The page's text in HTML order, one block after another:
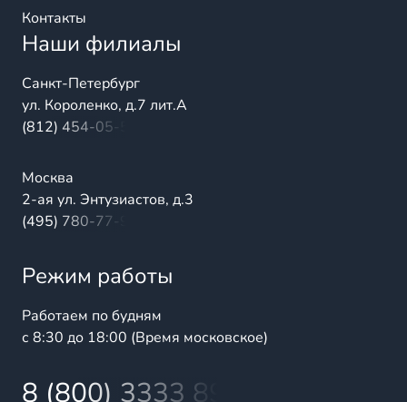
Контакты
Наши филиалы
Санкт-Петербург
ул. Короленко, д.7 лит.А
(812) 454-05-54
Москва
2-ая ул. Энтузиастов, д.3
(495) 780-77-98
Режим работы
Работаем по будням
с 8:30 до 18:00 (Время московское)
8 (800) 3333 899